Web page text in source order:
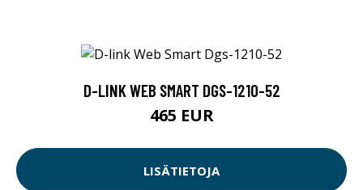
D-LINK WEB SMART DGS-1210-52
465 EUR
LISÄTIETOJA